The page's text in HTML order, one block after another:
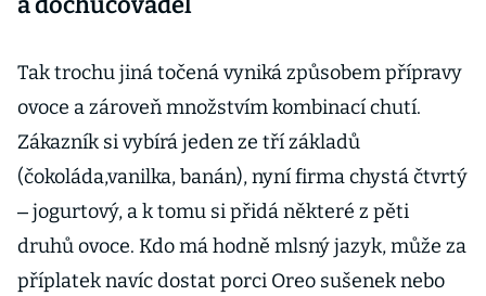
Tak trochu jiná točená vyniká způsobem přípravy
ovoce a zároveň množstvím kombinací chutí.
Zákazník si vybírá jeden ze tří základů
(čokoláda,vanilka, banán), nyní firma chystá čtvrtý
‒ jogurtový, a k tomu si přidá některé z pěti
druhů ovoce. Kdo má hodně mlsný jazyk, může za
příplatek navíc dostat porci Oreo sušenek nebo